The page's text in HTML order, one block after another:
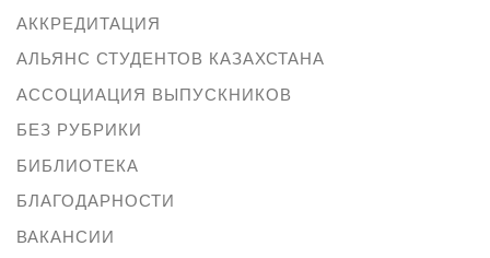
АККРЕДИТАЦИЯ
АЛЬЯНС СТУДЕНТОВ КАЗАХСТАНА
АССОЦИАЦИЯ ВЫПУСКНИКОВ
БЕЗ РУБРИКИ
БИБЛИОТЕКА
БЛАГОДАРНОСТИ
ВАКАНСИИ